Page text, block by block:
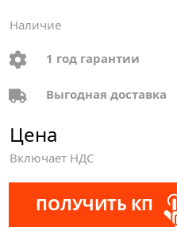
Наличие
1 год гарантии
Выгодная доставка
Цена
Включает НДС
ПОЛУЧИТЬ КП